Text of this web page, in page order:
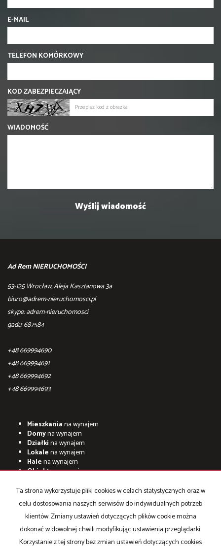
E-MAIL
TELEFON KOMÓRKOWY
KOD ZABEZPIECZAJĄCY
WIADOMOŚĆ
Ad Rem NIERUCHOMOŚCI
53-125 Wrocław, Aleja Kasztanowa 3a
biuro@adrem-nieruchomosci.pl
skype: adrem-nieruchomosci
gadu: 687584
+48 669994690
+48 669994691
+48 669994692
+48 669994693
Mieszkaniana wynajem
Domyna wynajem
Działkina wynajem
Lokalena wynajem
Halena wynajem
Obiektyna wynajem
Mieszkaniana sprzedaż
na sprzedaż
Działkina sprzedaż
Lokalena sprzedaż
Halena sprzedaż
Obiektyna sprzedaż
Ta strona wykorzystuje pliki cookies w celach statystycznych oraz w
celu dostosowania naszych serwisów do indywidualnych potrzeb
klientów. Zmiany ustawień dotyczących plików cookie można
dokonać w dowolnej chwili modyfikując ustawienia przeglądarki.
Korzystanie z tej strony bez zmian ustawień dotyczących cookies